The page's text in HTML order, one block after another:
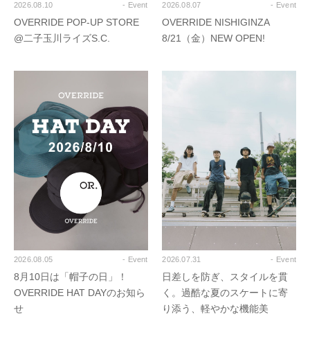
2026.08.10 - Event
OVERRIDE POP-UP STORE
@二子玉川ライズS.C.
2026.08.07 - Event
OVERRIDE NISHIGINZA
8/21（金）NEW OPEN!
2026.08.05 - Event
8月10日は「帽子の日」！
OVERRIDE HAT DAYのお知ら
せ
2026.07.31 - Event
日差しを防ぎ、スタイルを貫
く。過酷な夏のスケートに寄
り添う、軽やかな機能美